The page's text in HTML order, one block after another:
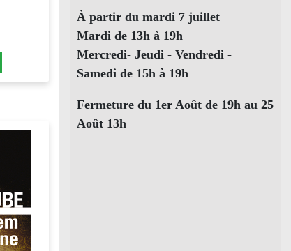
À partir du mardi 7 juillet
Mardi de 13h à 19h
Mercredi- Jeudi - Vendredi -
Samedi de 15h à 19h
Fermeture du 1er Août de 19h au 25
Août 13h